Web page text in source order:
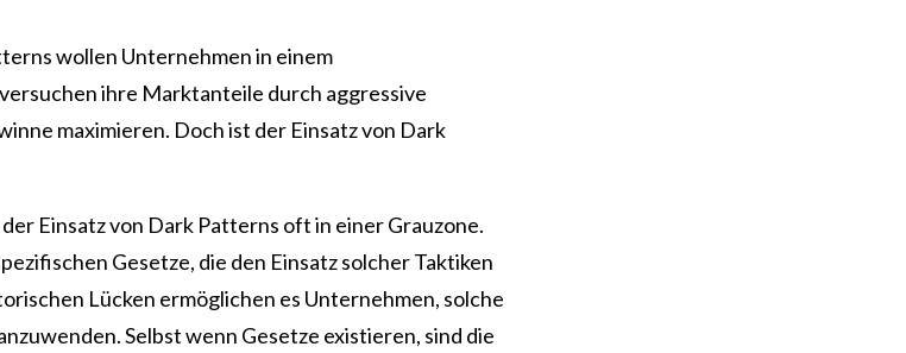
wollen Unternehmen in einem
ihre Marktanteile durch aggressive
maximieren. Doch ist der Einsatz von Dark
Einsatz von Dark Patterns oft in einer Grauzone.
Gesetze, die den Einsatz solcher Taktiken
Lücken ermöglichen es Unternehmen, solche
Selbst wenn Gesetze existieren, sind die